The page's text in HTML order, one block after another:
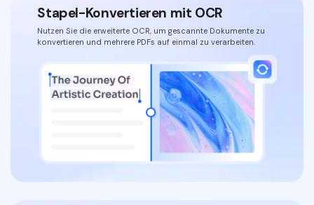
Stapel-Konvertieren mit OCR
Nutzen Sie die erweiterte OCR, um gescannte Dokumente zu
konvertieren und mehrere PDFs auf einmal zu verarbeiten.